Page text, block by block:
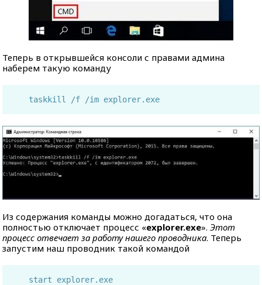
Теперь в открывшейся консоли с правами админа
наберем такую команду
taskkill /f /im explorer.exe
Из содержания команды можно догадаться, что она
полностью отключает процесс «explorer.exe».Этот
процесс отвечает за работу нашего проводника. Теперь
запустим наш проводник такой командой
start explorer.exe